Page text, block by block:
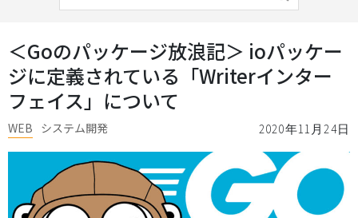
＜Goのパッケージ放浪記＞ ioパッケー
ジに定義されている「Writerインター
フェイス」について
2020年11月24日
WEB システム開発